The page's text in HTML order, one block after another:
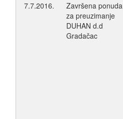
7.7.2016.
Završena ponuda
za preuzimanje
DUHAN d.d
Gradačac